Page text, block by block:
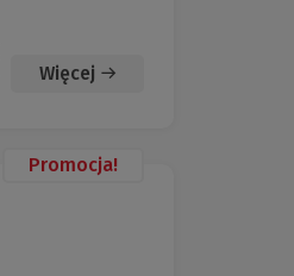
Więcej
Promocja!